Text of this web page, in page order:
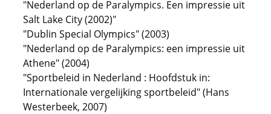
"Nederland op de Paralympics. Een impressie uit
Salt Lake City (2002)"
"Dublin Special Olympics" (2003)
"Nederland op de Paralympics: een impressie uit
Athene" (2004)
"Sportbeleid in Nederland : Hoofdstuk in:
Internationale vergelijking sportbeleid" (Hans
Westerbeek, 2007)